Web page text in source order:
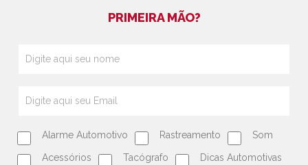
PRIMEIRA MÃO?
Alarme Automotivo Rastreamento Som
Acessórios Tacógrafo Dicas Automotivas